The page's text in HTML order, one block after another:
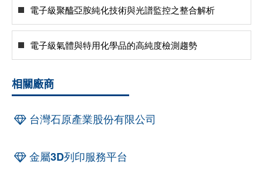
電子級聚醯亞胺純化技術與光譜監控之整合解析
電子級氣體與特用化學品的高純度檢測趨勢
相關廠商
台灣石原產業股份有限公司
金屬3D列印服務平台